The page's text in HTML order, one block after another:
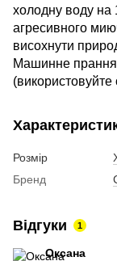
холодну воду на
агресивного
висохнути
Машинне прання
Розмір
Бренд
Відгуки 1
Оксана